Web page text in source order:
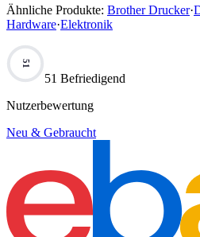
Ähnliche Produkte: Brother Drucker·
Hardware·Elektronik
51
51 Befriedigend
Nutzerbewertung
Neu & Gebraucht